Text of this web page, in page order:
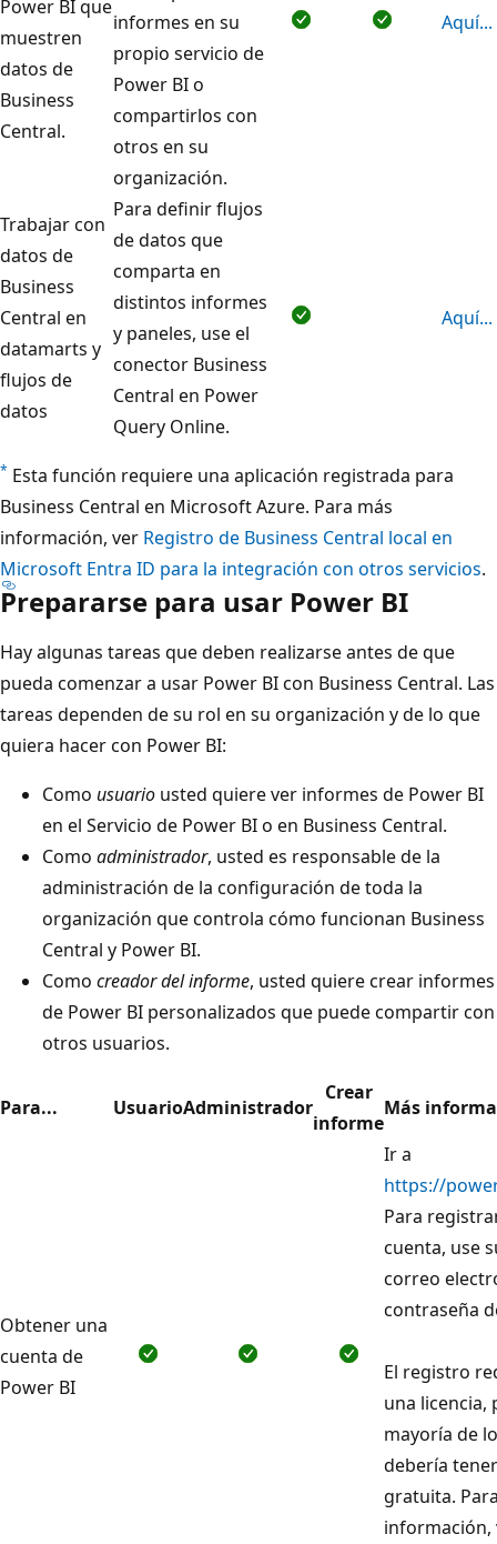
Power BI que
muestren
datos de
Business
Central.
informes en su
propio servicio de
Power BI o
compartirlos con
otros en su
organización.
Aquí...
Trabajar con
datos de
Business
Central en
datamarts y
flujos de
datos
Para definir flujos
de datos que
comparta en
distintos informes
y paneles, use el
conector Business
Central en Power
Query Online.
Aquí...
* Esta función requiere una aplicación registrada para
Business Central en Microsoft Azure. Para más
información, ver Registro de Business Central local en
Microsoft Entra ID para la integración con otros servicios.
Prepararse para usar Power BI
Hay algunas tareas que deben realizarse antes de que
pueda comenzar a usar Power BI con Business Central. Las
tareas dependen de su rol en su organización y de lo que
quiera hacer con Power BI:
Como usuario usted quiere ver informes de Power BI
en el Servicio de Power BI o en Business Central.
Como administrador, usted es responsable de la
administración de la configuración de toda la
organización que controla cómo funcionan Business
Central y Power BI.
Como creador del informe, usted quiere crear informes
de Power BI personalizados que puede compartir con
otros usuarios.
Para... UsuarioAdministrador
Crear
informe
Más
Obtener una
cuenta de
Power BI
Ir a
https://
Para
cuenta, use
correo
contraseña
El registro
una licencia,
mayoría de
debería
gratuita.
información,